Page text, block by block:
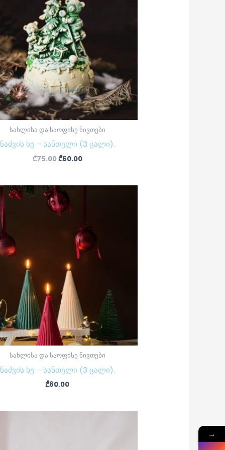
სახლისა და საოფისე ნივთები
ნაძვის ხე – სანთელი (3 ცალი).
₾75.00₾60.00
სახლისა და საოფისე ნივთები
ნაძვის ხე – სანთელი (3 ცალი).
₾60.00
→